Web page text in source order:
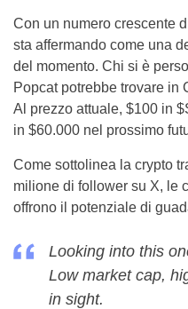
Con un numero crescente
sta affermando come una
del momento. Chi si è
Popcat potrebbe trovare in
Al prezzo attuale, $100 in
in $60.000 nel prossimo
Come sottolinea la crypto
milione di follower su X, le
offrono il potenziale di
Looking into this
Low market cap,
in sight.